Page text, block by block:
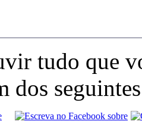
tudo que
dos